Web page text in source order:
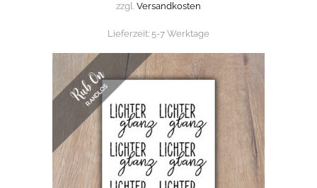
zzgl. Versandkosten
Lieferzeit: 5-7 Werktage